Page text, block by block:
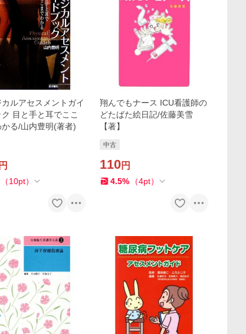
カルアセスメントガイ
ク 目と手と耳でここ
かる/山内豊明(著者)
円
（10pt）
翔んでもナース ICU看護師の
どたばた絵日記/佐藤美雪
【著】
中古
110円
4.5% （4pt）